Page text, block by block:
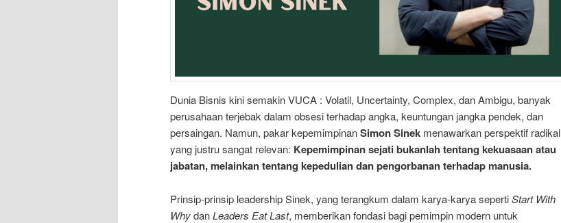
Dunia Bisnis kini semakin VUCA : Volatil, Uncertainty, Complex, dan Ambigu, banyak
perusahaan terjebak dalam obsesi terhadap angka, keuntungan jangka pendek, dan
persaingan. Namun, pakar kepemimpinanSimon Sinek menawarkan perspektif radikal
yang justru sangat relevan: Kepemimpinan sejati bukanlah tentang kekuasaan atau
jabatan, melainkan tentang kepedulian dan pengorbanan terhadap manusia.
Prinsip-prinsip leadership Sinek, yang terangkum dalam karya-karya sepertiStart With
WhydanLeaders Eat Last, memberikan fondasi bagi pemimpin modern untuk